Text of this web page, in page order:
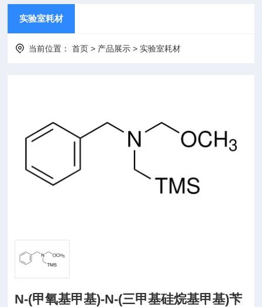
实验室耗材
当前位置：首页 > 产品展示 > 实验室耗材
N-(甲氧基甲基)-N-(三甲基硅烷基甲基)苄